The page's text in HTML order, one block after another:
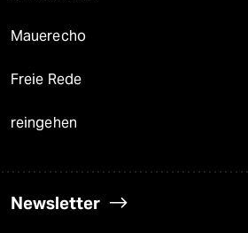
Mauerecho
Freie Rede
reingehen
Newsletter